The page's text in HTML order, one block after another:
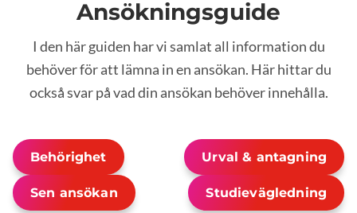
Ansökningsguide
I den här guiden har vi samlat all information du
behöver för att lämna in en ansökan. Här hittar du
också svar på vad din ansökan behöver innehålla.
Behörighet Urval & antagning
Sen ansökan Studievägledning